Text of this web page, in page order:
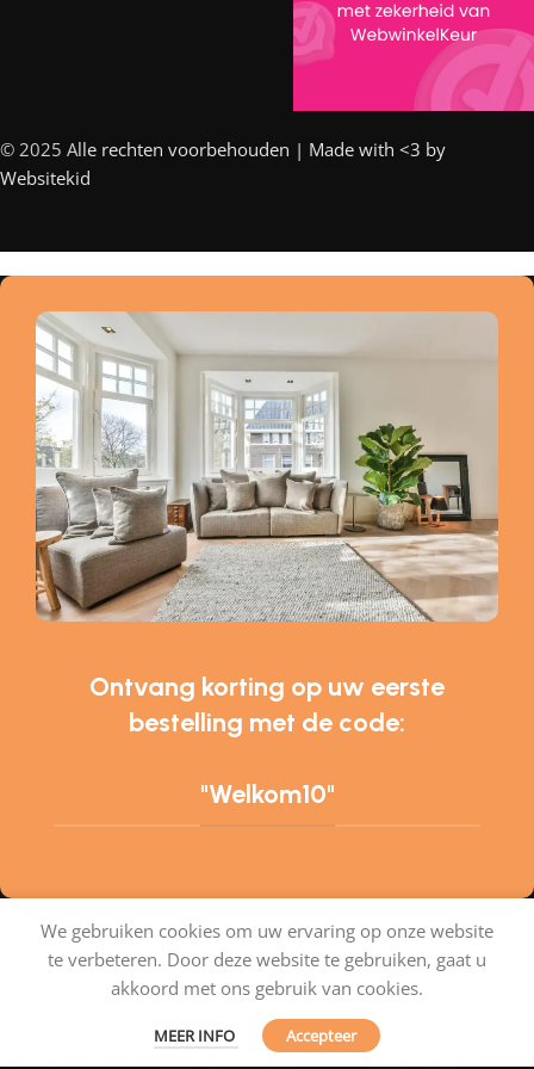
© 2025 Alle rechten voorbehouden | Made with <3 by
Websitekid
Ontvang korting op uw eerste
bestelling met de code:
"Welkom10"
We gebruiken cookies om uw ervaring op onze website
te verbeteren. Door deze website te gebruiken, gaat u
akkoord met ons gebruik van cookies.
MEER INFO Accepteer
Tapijtenshop.com